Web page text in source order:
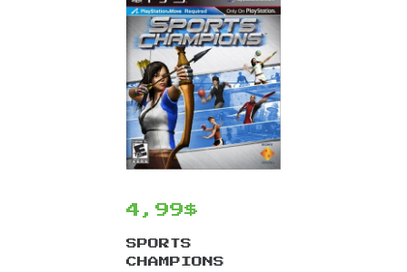
4,99$
SPORTS
CHAMPIONS